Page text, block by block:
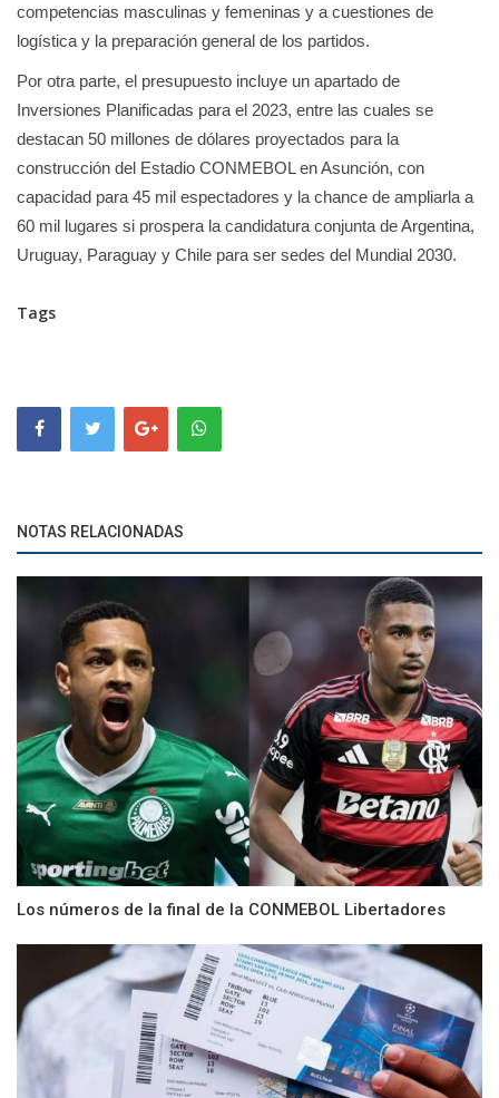
competencias masculinas y femeninas y a cuestiones de
logística y la preparación general de los partidos.
Por otra parte, el presupuesto incluye un apartado de
Inversiones Planificadas para el 2023, entre las cuales se
destacan 50 millones de dólares proyectados para la
construcción del Estadio CONMEBOL en Asunción, con
capacidad para 45 mil espectadores y la chance de ampliarla a
60 mil lugares si prospera la candidatura conjunta de Argentina,
Uruguay, Paraguay y Chile para ser sedes del Mundial 2030.
Tags
NOTAS RELACIONADAS
Los números de la final de la CONMEBOL Libertadores